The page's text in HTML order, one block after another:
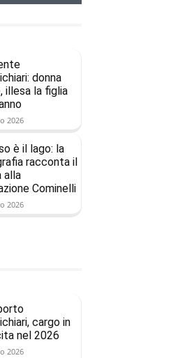
donna
illesa la figlia
2026
è il lago: la
racconta il
alla
Cominelli
2026
cargo in
nel 2026
2026